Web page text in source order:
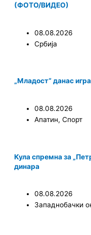
(ФОТО/ВИДЕО)
08.08.2026
Србија
„Младост“ данас
08.08.2026
Апатин, Спорт
Кула спремна за
динара
08.08.2026
Западнобачки